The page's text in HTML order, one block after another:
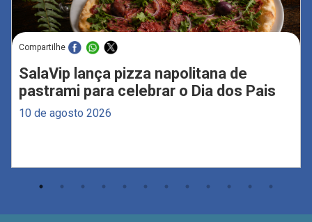
Compartilhe
SalaVip lança pizza napolitana de
pastrami para celebrar o Dia dos Pais
10 de agosto 2026